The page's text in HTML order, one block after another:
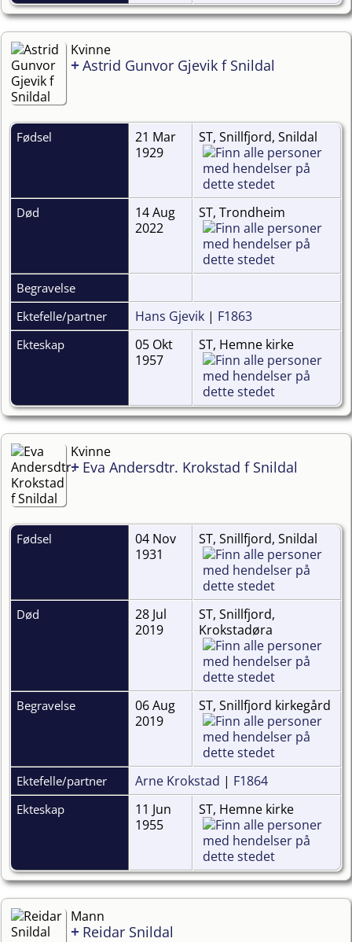
Kvinne
+Astrid Gunvor Gjevik f Snildal
Fødsel
21 Mar
1929
ST, Snillfjord, Snildal
Død
14 Aug
2022
ST, Trondheim
Begravelse
Ektefelle/partner
Hans Gjevik | F1863
Ekteskap
05 Okt
1957
ST, Hemne kirke
Kvinne
+ Eva Andersdtr. Krokstad f Snildal
Fødsel
04 Nov
1931
ST, Snillfjord, Snildal
Død
28 Jul
2019
ST, Snillfjord,
Krokstadøra
Begravelse
06 Aug
2019
ST, Snillfjord kirkegård
Ektefelle/partner Arne Krokstad | F1864
Ekteskap
11 Jun
1955
ST, Hemne kirke
Mann
+ Reidar Snildal